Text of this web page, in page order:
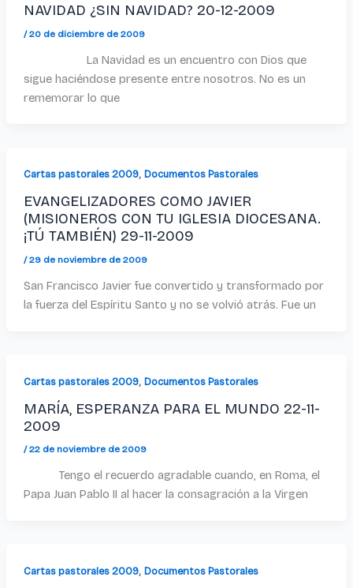
NAVIDAD ¿SIN NAVIDAD? 20-12-2009
/20 de diciembre de 2009
La Navidad es un encuentro con Dios que
sigue haciéndose presente entre nosotros. No es un
rememorar lo que
Cartas pastorales 2009, Documentos Pastorales
EVANGELIZADORES COMO JAVIER
(MISIONEROS CON TU IGLESIA DIOCESANA.
¡TÚ TAMBIÉN) 29-11-2009
/29 de noviembre de 2009
San Francisco Javier fue convertido y transformado por
la fuerza del Espíritu Santo y no se volvió atrás. Fue un
Cartas pastorales 2009, Documentos Pastorales
MARÍA, ESPERANZA PARA EL MUNDO 22-11-
2009
/22 de noviembre de 2009
Tengo el recuerdo agradable cuando, en Roma, el
Papa Juan Pablo II al hacer la consagración a la Virgen
Cartas pastorales 2009, Documentos Pastorales